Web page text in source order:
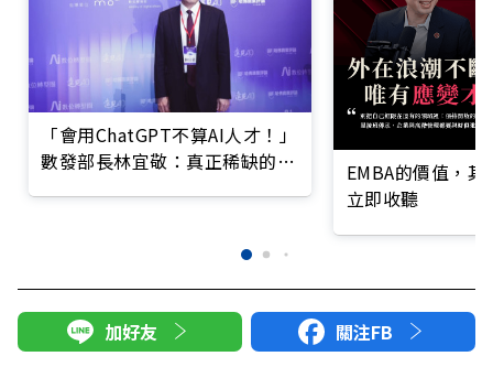
「會用ChatGPT不算AI人才！」
數發部長林宜敬：真正稀缺的是
EMBA的價值，
立即收聽
加好友 關注FB